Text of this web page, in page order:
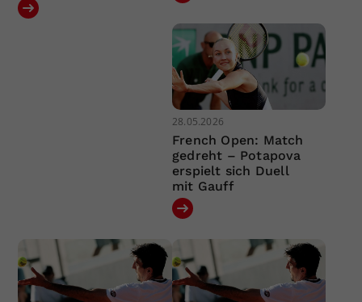
28.05.2026
French Open: Match
gedreht – Potapova
erspielt sich Duell
mit Gauff